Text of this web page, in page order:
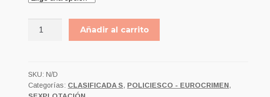
SEDUCCIÓN
DE
Añadir al carrito
SKU:N/D
Categorías: CLASIFICADA S, POLICIESCO - EUROCRIMEN,